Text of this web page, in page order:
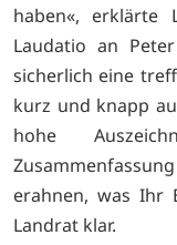
haben«, erklärte
Laudatio an
sicherlich eine
kurz und knapp
hohe
erahnen, was Ihr
Landrat klar.